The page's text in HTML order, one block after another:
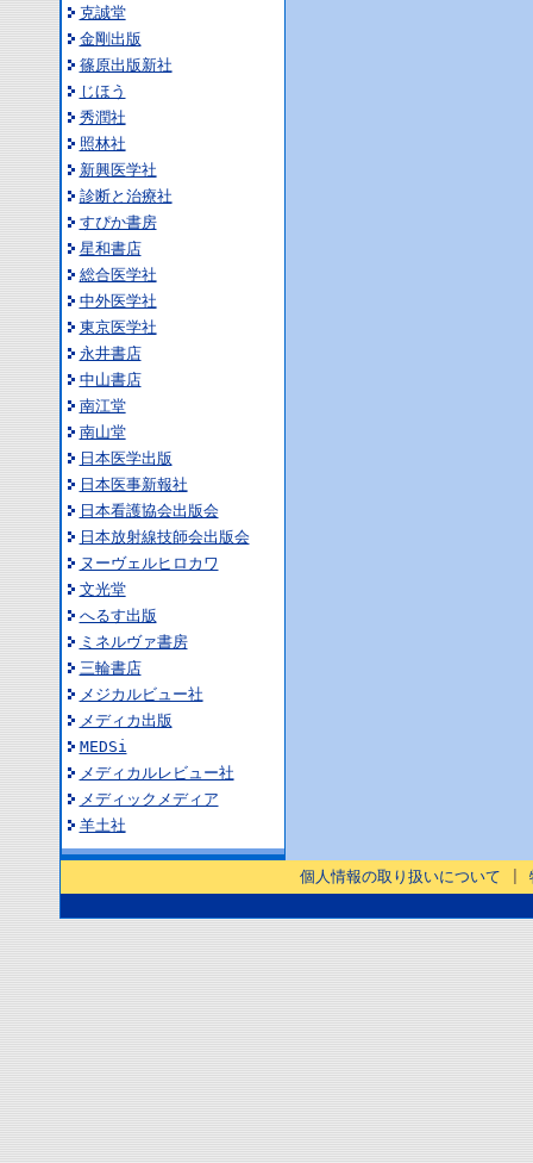
克誠堂
金剛出版
篠原出版新社
じほう
秀潤社
照林社
新興医学社
診断と治療社
すぴか書房
星和書店
総合医学社
中外医学社
東京医学社
永井書店
中山書店
南江堂
南山堂
日本医学出版
日本医事新報社
日本看護協会出版会
日本放射線技師会出版会
ヌーヴェルヒロカワ
文光堂
へるす出版
ミネルヴァ書房
三輪書店
メジカルビュー社
メディカ出版
MEDSi
メディカルレビュー社
メディックメディア
羊土社
個人情報の取り扱いについて